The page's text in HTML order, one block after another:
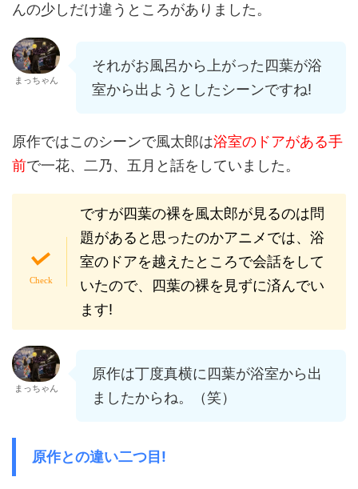
んの少しだけ違うところがありました。
まっちゃん
それがお風呂から上がった四葉が浴
室から出ようとしたシーンですね!
原作ではこのシーンで風太郎は浴室のドアがある手
前で一花、二乃、五月と話をしていました。
ですが四葉の裸を風太郎が見るのは問
題があると思ったのかアニメでは、浴
室のドアを越えたところで会話をして
いたので、四葉の裸を見ずに済んでい
ます!
まっちゃん
原作は丁度真横に四葉が浴室から出
ましたからね。（笑）
原作との違い二つ目!